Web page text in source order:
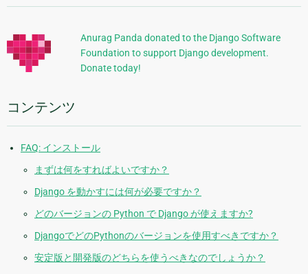
ペ
ジ
加
的
な
報
Anurag Panda donated to the Django Software
Foundation to support Django development.
Donate today!
コンテンツ
FAQ: インストール
まずは何をすればよいですか？
Django を動かすには何が必要ですか？
どのバージョンの Python で Django が使えますか?
DjangoでどのPythonのバージョンを使用すべきですか？
安定版と開発版のどちらを使うべきなのでしょうか？